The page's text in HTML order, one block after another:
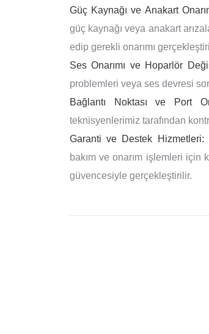
Güç Kaynağı ve Anakart
güç kaynağı veya anakart
edip gerekli onarımı
Ses Onarımı ve Hoparlör
problemleri veya ses devresi
Bağlantı Noktası ve Port
teknisyenlerimiz tarafından
Garanti ve Destek Hizmetleri:
bakım ve onarım işlemleri için
güvencesiyle gerçekleştirilir.